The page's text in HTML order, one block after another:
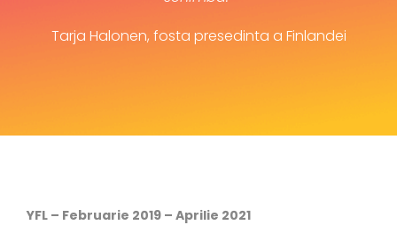
Tarja Halonen, fosta presedinta a Finlandei
YFL – Februarie 2019 – Aprilie 2021